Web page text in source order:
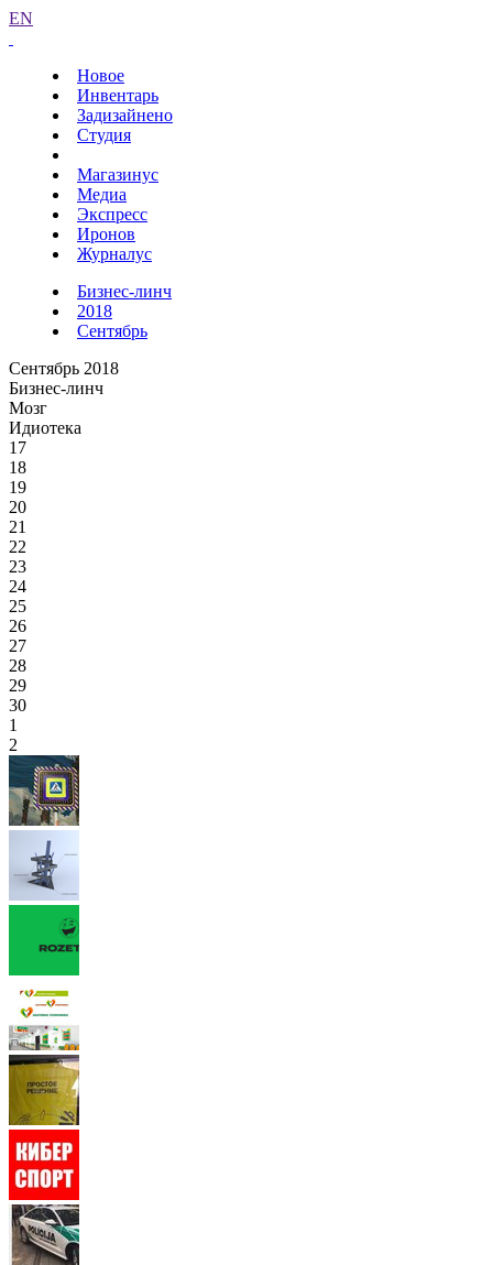
EN
Новое
Инвентарь
Задизайнено
Студия
Магазинус
Медиа
Экспресс
Иронов
Журналус
Бизнес-линч
2018
Сентябрь
Сентябрь 2018
Бизнес-линч
Мозг
Идиотека
17
18
19
20
21
22
23
24
25
26
27
28
29
30
1
2